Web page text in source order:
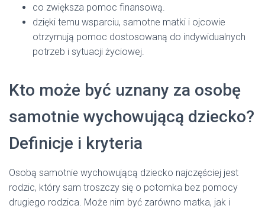
co zwiększa pomoc finansową.
dzięki temu wsparciu, samotne matki i ojcowie
otrzymują pomoc dostosowaną do indywidualnych
potrzeb i sytuacji życiowej.
Kto może być uznany za osobę
samotnie wychowującą dziecko?
Definicje i kryteria
Osobą samotnie wychowującą dziecko najczęściej jest
rodzic, który sam troszczy się o potomka bez pomocy
drugiego rodzica. Może nim być zarówno matka, jak i